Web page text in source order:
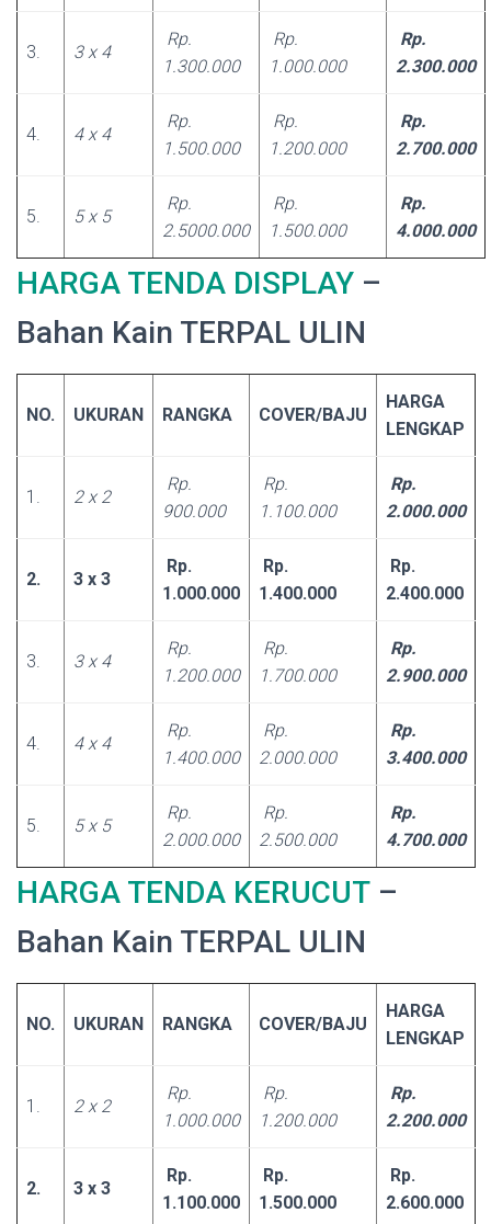
3. 3 x 4
Rp.
1.300.000
Rp.
1.000.000
Rp.
2.300.000
4. 4 x 4
Rp.
1.500.000
Rp.
1.200.000
Rp.
2.700.000
5. 5 x 5
Rp.
2.5000.000
Rp.
1.500.000
Rp.
4.000.000
HARGA TENDA DISPLAY –
Bahan Kain TERPAL ULIN
NO. UKURAN RANGKA COVER/BAJU
HARGA
LENGKAP
1. 2 x 2
Rp.
900.000
Rp.
1.100.000
Rp.
2.000.000
2. 3 x 3
Rp.
1.000.000
Rp.
1.400.000
Rp.
2.400.000
3. 3 x 4
Rp.
1.200.000
Rp.
1.700.000
Rp.
2.900.000
4. 4 x 4
Rp.
1.400.000
Rp.
2.000.000
Rp.
3.400.000
5. 5 x 5
Rp.
2.000.000
Rp.
2.500.000
Rp.
4.700.000
HARGA TENDA KERUCUT –
Bahan Kain TERPAL ULIN
NO. UKURAN RANGKA COVER/BAJU
HARGA
LENGKAP
1. 2 x 2
Rp.
1.000.000
Rp.
1.200.000
Rp.
2.200.000
2. 3 x 3
Rp.
1.100.000
Rp.
1.500.000
Rp.
2.600.000